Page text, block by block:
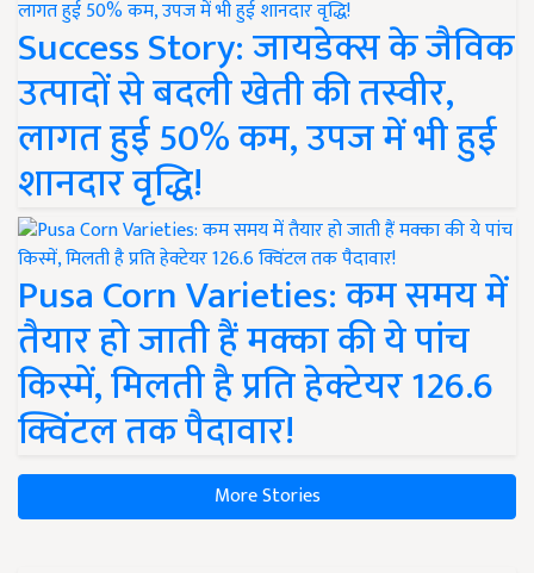
Success Story: जायडेक्स के जैविक
उत्पादों से बदली खेती की तस्वीर,
लागत हुई 50% कम, उपज में भी हुई
शानदार वृद्धि!
Pusa Corn Varieties: कम समय में
तैयार हो जाती हैं मक्का की ये पांच
किस्में, मिलती है प्रति हेक्टेयर 126.6
क्विंटल तक पैदावार!
More Stories